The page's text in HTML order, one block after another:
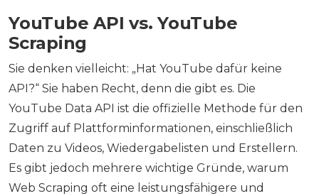
YouTube API vs. YouTube
Scraping
Sie denken vielleicht: „Hat YouTube dafür keine
API?“ Sie haben Recht, denn die gibt es. Die
YouTube Data API ist die offizielle Methode für den
Zugriff auf Plattforminformationen, einschließlich
Daten zu Videos, Wiedergabelisten und Erstellern.
Es gibt jedoch mehrere wichtige Gründe, warum
Web Scraping oft eine leistungsfähigere und